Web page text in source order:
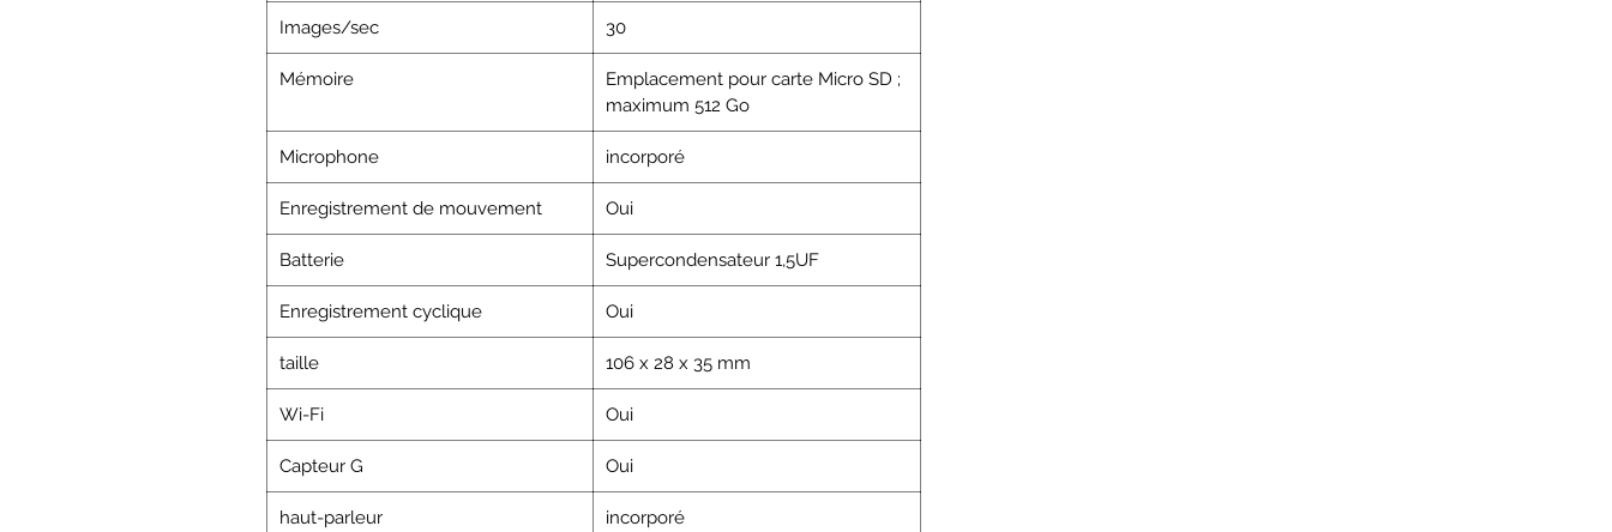
Images/sec 30
Mémoire
Emplacement pour carte Micro SD ;
maximum 512 Go
Microphone incorporé
Enregistrement de mouvement Oui
Batterie Supercondensateur 1,5UF
Enregistrement cyclique Oui
taille 106 x 28 x 35 mm
Wi-Fi Oui
Capteur G Oui
haut-parleur incorporé